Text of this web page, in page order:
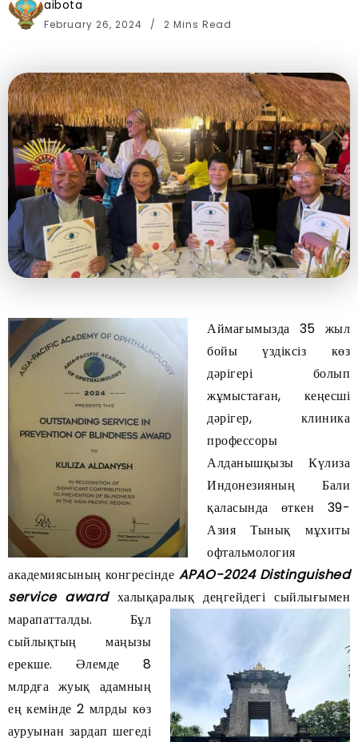
aibota
February 26, 2024 2 Mins Read
Аймағымызда 35 жыл
бойы үздіксіз көз
дәрігері болып
жұмыстаған, кеңесші
дәрігер, клиника
профессоры
Алданышқызы Күлиза
Индонезияның Бали
қаласында өткен 39-
Азия Тынық мұхиты
офтальмология
академиясының конгресінде APAO-2024 Distinguished
service award халықаралық деңгейдегі сыйлығымен
марапатталды. Бұл
сыйлықтың маңызы
ерекше. Әлемде 8
млрдға жуық адамның
ең кемінде 2 млрды көз
ауруынан зардап шегеді